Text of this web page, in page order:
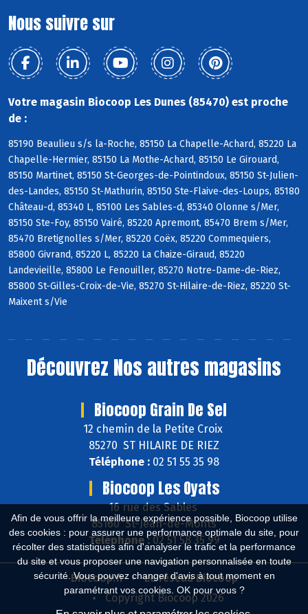
Afin de vous offrir la meilleure expérience possible, Biocoop utilise
des cookies : pour assurer une performance optimale du site, pour
récolter des statistiques afin d'analyser le trafic et la performance
du site et vous proposer une navigation personnalisée en toute
sécurité. Vous pouvez changer d'avis à tout moment en
paramétrant vos cookies. OK pour vous ?
Nous suivre sur
Votre magasin Biocoop Les Dunes (85470) est proche
de :
85190 Beaulieu s/s la-Roche, 85150 La Chapelle-Achard, 85220 La
Chapelle-Hermier, 85150 La Mothe-Achard, 85150 Le Girouard,
85150 Martinet, 85150 St-Georges-de-Pointindoux, 85150 St-Julien-
des-Landes, 85150 St-Mathurin, 85150 Ste-Flaive-des-Loups, 85180
Château-d, 85340 L, 85100 Les Sables-d, 85340 Olonne s/Mer,
85150 Ste-Foy, 85150 Vairé, 85220 Apremont, 85470 Brem s/Mer,
85470 Bretignolles s/Mer, 85220 Coëx, 85220 Commequiers,
85800 Givrand, 85220 L, 85220 La Chaize-Giraud, 85220
Landevieille, 85800 Le Fenouiller, 85270 Notre-Dame-de-Riez,
85800 St-Gilles-Croix-de-Vie, 85270 St-Hilaire-de-Riez, 85220 St-
Maixent s/Vie
Découvrez Nos autres magasins
Biocoop Grain De Sel
12 chemin de la Petite Croix
85270 ST HILAIRE DE RIEZ
Téléphone : 02 51 55 35 98
Biocoop Les Oyats
16 rue des Sables
85160 St-Jean-de-Monts
Téléphone :02 51 58 35 99
Biocoop.fr
Le réseau Biocoop
Copyright Biocoop 2026